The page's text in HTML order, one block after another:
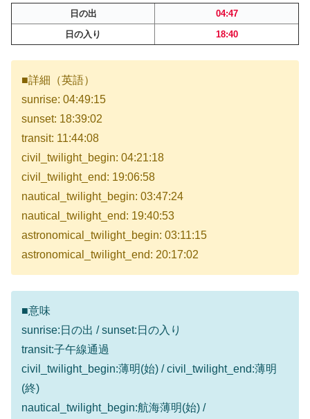
日の出
04:47
日の入り
18:40
■詳細（英語）
sunrise: 04:49:15
sunset: 18:39:02
transit: 11:44:08
civil_twilight_begin: 04:21:18
civil_twilight_end: 19:06:58
nautical_twilight_begin: 03:47:24
nautical_twilight_end: 19:40:53
astronomical_twilight_begin: 03:11:15
astronomical_twilight_end: 20:17:02
■意味
sunrise:日の出 / sunset:日の入り
transit:子午線通過
civil_twilight_begin:薄明(始) / civil_twilight_end:薄明
(終)
nautical_twilight_begin:航海薄明(始) /